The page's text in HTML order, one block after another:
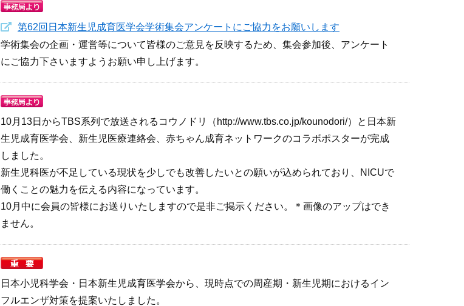
第62回日本新生児成育医学会学術集会アンケートにご協力をお願いします
学術集会の企画・運営等について皆様のご意見を反映するため、集会参加後、アンケート
にご協力下さいますようお願い申し上げます。
10月13日からTBS系列で放送されるコウノドリ（http://www.tbs.co.jp/kounodori/）と日本新
生児成育医学会、新生児医療連絡会、赤ちゃん成育ネットワークのコラボポスターが完成
しました。
新生児科医が不足している現状を少しでも改善したいとの願いが込められており、NICUで
働くことの魅力を伝える内容になっています。
10月中に会員の皆様にお送りいたしますので是非ご掲示ください。＊画像のアップはでき
ません。
日本小児科学会・日本新生児成育医学会から、現時点での周産期・新生児期におけるイン
フルエンザ対策を提案いたしました。